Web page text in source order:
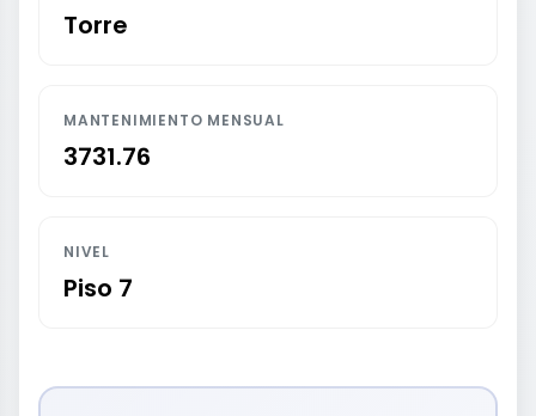
Torre
MANTENIMIENTO MENSUAL
3731.76
NIVEL
Piso 7